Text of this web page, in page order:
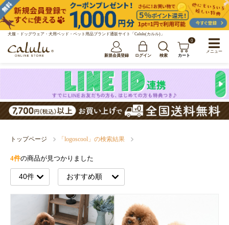
犬服・ドッグウェア・犬用ベッド・ペット用品ブランド通販サイト「Calulu(カルル)」
新規会員登録 ログイン 検索
0
カート
トップページ 「logoscool」の検索結果
4件の商品が見つかりました
メニュー